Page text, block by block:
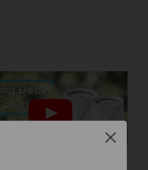
Close